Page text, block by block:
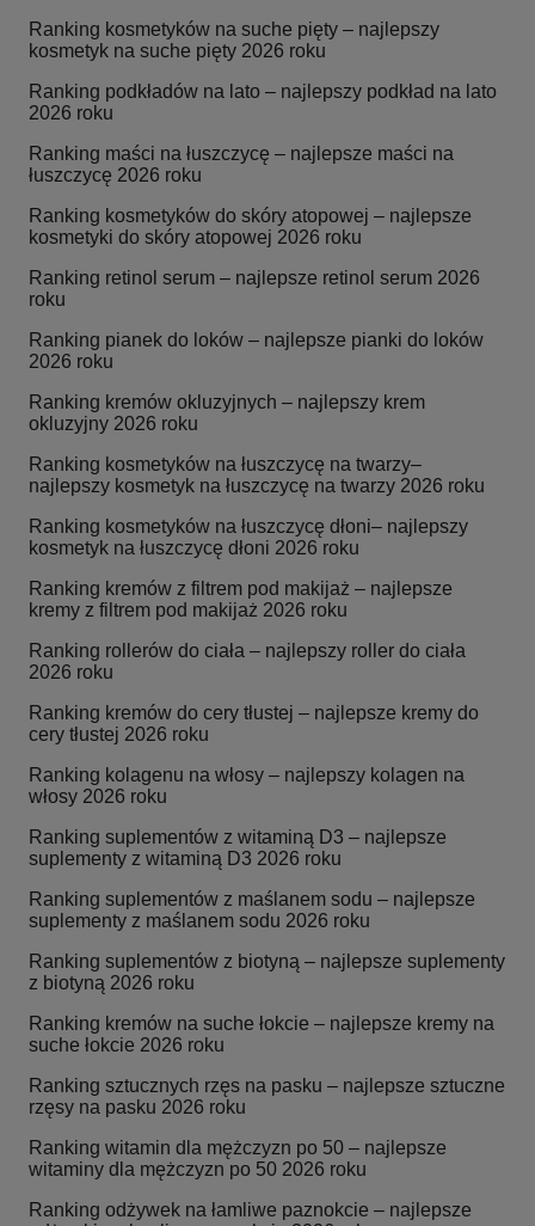
Ranking kosmetyków na suche pięty – najlepszy
kosmetyk na suche pięty 2026 roku
Ranking podkładów na lato – najlepszy podkład na lato
2026 roku
Ranking maści na łuszczycę – najlepsze maści na
łuszczycę 2026 roku
Ranking kosmetyków do skóry atopowej – najlepsze
kosmetyki do skóry atopowej 2026 roku
Ranking retinol serum – najlepsze retinol serum 2026
roku
Ranking pianek do loków – najlepsze pianki do loków
2026 roku
Ranking kremów okluzyjnych – najlepszy krem
okluzyjny 2026 roku
Ranking kosmetyków na łuszczycę na twarzy–
najlepszy kosmetyk na łuszczycę na twarzy 2026 roku
Ranking kosmetyków na łuszczycę dłoni– najlepszy
kosmetyk na łuszczycę dłoni 2026 roku
Ranking kremów z filtrem pod makijaż – najlepsze
kremy z filtrem pod makijaż 2026 roku
Ranking rollerów do ciała – najlepszy roller do ciała
2026 roku
Ranking kremów do cery tłustej – najlepsze kremy do
cery tłustej 2026 roku
Ranking kolagenu na włosy – najlepszy kolagen na
włosy 2026 roku
Ranking suplementów z witaminą D3 – najlepsze
suplementy z witaminą D3 2026 roku
Ranking suplementów z maślanem sodu – najlepsze
suplementy z maślanem sodu 2026 roku
Ranking suplementów z biotyną – najlepsze suplementy
z biotyną 2026 roku
Ranking kremów na suche łokcie – najlepsze kremy na
suche łokcie 2026 roku
Ranking sztucznych rzęs na pasku – najlepsze sztuczne
rzęsy na pasku 2026 roku
Ranking witamin dla mężczyzn po 50 – najlepsze
witaminy dla mężczyzn po 50 2026 roku
Ranking odżywek na łamliwe paznokcie – najlepsze